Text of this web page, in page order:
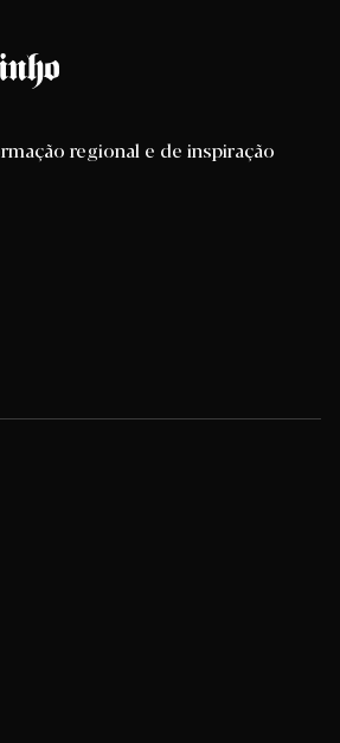
regional e de inspiração